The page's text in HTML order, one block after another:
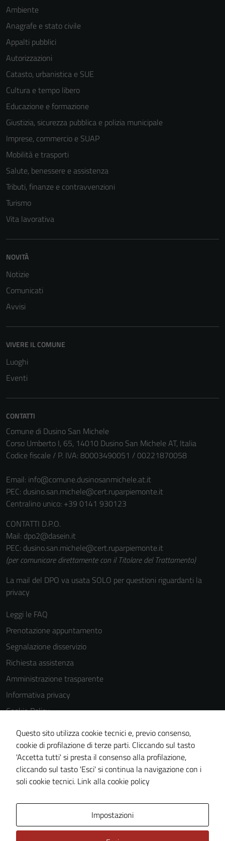
Ambiente
Anagrafe e stato civile
Appalti pubblici
Autorizzazioni
Catasto, urbanistica e SUE
Cultura e tempo libero
Educazione e formazione
Giustizia, sicurezza pubblica e polizia municipale
Imprese, commercio e SUAP
Mobilità e trasporti
Salute, benessere e assistenza
Tributi, finanze e contravvenzioni
Turismo
Vita lavorativa
NOVITÀ
Notizie
Comunicati
Avvisi
VIVERE IL COMUNE
Luoghi
Eventi
CONTATTI
Comune di Dusino San Michele
Corso Umberto I, 65, 14010 Dusino San Michele AT, Italia
Codice fiscale / P. IVA: 80003490051 / 00221870058
Email: info@comune.dusinosanmichele.at.it
PEC: dusino.san.michele@cert.ruparpiemonte.it
Centralino unico: +39 0141 930123
CONTATTI D.P.O.
Mail: dpo2@dasein.it
PEC: dusino.san.michele@cert.ruparpiemonte.it
(per comunicare direttamente con il Titolare del Trattamento)
La mail del DPO va usata SOLO per questioni riguardanti la
privacy
Leggi le FAQ
Prenotazione appuntamento
Segnalazione disservizio
Richiesta assistenza
Amministrazione trasparente
Informativa privacy
Cookie Policy
Note legali
Dichiarazione di accessibilità
Obiettivi di accessibilità
Piano di miglioramento del sito
Questo sito utilizza cookie tecnici e, previo consenso,
cookie di profilazione di terze parti. Cliccando sul tasto
'Accetta tutti' si presta il consenso alla profilazione,
cliccando sul tasto 'Esci' si continua la navigazione con i
soli cookie tecnici. Link alla cookie policy
Impostazioni
Questi cookie
essere
informazioni
personali.